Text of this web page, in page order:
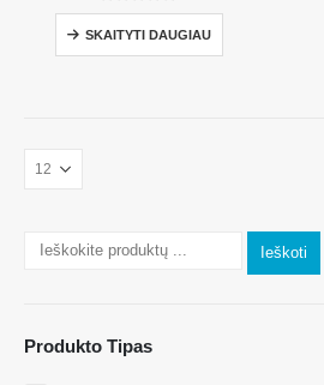
0iš 5
SKAITYTI DAUGIAU
Ieškoti
Produkto Tipas
Susisiekite su mumis
: +8618595618735